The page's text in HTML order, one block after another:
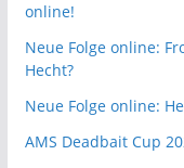
online!
Neue Folge online:
Hecht?
Neue Folge online:
AMS Deadbait Cup